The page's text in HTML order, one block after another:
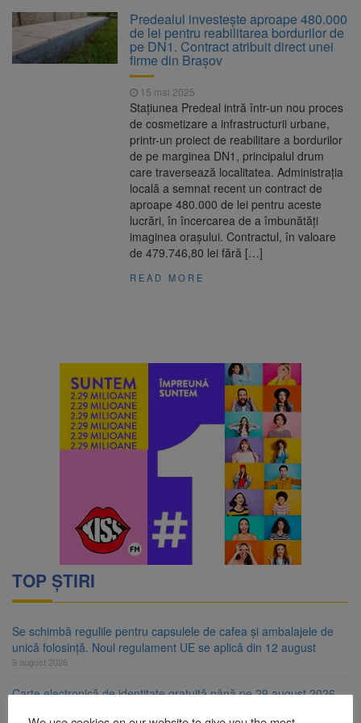
propriul record mondial. Betty Bromage a
zburat din nou pe aripa unui avion
Avocații fraților Andrew și
Tristan Tate cer eliberarea lor pe cauțiune în
Se schimbă examenul de
medic specialist. Subiecte unice în toată țara,
aceeași oră și același barem
Se schimbă regulile pentru
capsulele de cafea și ambalajele de unică
folosință. Noul regulament UE se aplică din 12
Predealul investește aproape 480.000
de lei pentru reabilitarea bordurilor de
pe DN1. Contract atribuit direct unei
firme din Brașov
15 mai 2025
Stațiunea Predeal intră într-un nou proces
de cosmetizare a infrastructurii urbane,
printr-un proiect de reabilitare a bordurilor
de pe marginea DN1, principalul drum
care traversează localitatea. Administrația
locală a semnat recent un contract de
aproape 480.000 de lei pentru aceste
lucrări, în încercarea de a îmbunătăți
imaginea orașului. Contractul, în valoare
de 479.746,80 lei fără […]
READ MORE
TOP ȘTIRI
Se schimbă regulile pentru capsulele de cafea și ambalajele de
unică folosință. Noul regulament UE se aplică din 12 august
9 august 2026
Carte electronică de identitate gratuită până pe 29 august 2026.